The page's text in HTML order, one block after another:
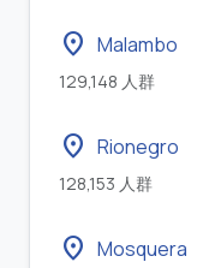
location_on Malambo
129,148 人群
location_on Rionegro
128,153 人群
location_on Mosquera